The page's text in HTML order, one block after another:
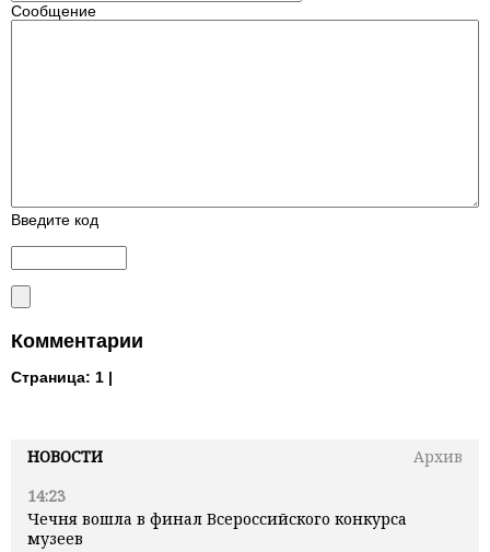
НОВОСТИ
Архив
14:23
Чечня вошла в финал Всероссийского конкурса
музеев
Сообщение
Введите код
Комментарии
Страница: 1 |